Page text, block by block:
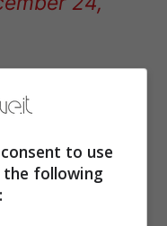
pesante
, tra i
anche più
to use
following